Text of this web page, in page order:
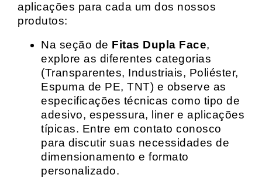
aplicações para cada um dos nossos
produtos:
Na seção de Fitas Dupla Face,
explore as diferentes categorias
(Transparentes, Industriais, Poliéster,
Espuma de PE, TNT) e observe as
especificações técnicas como tipo de
adesivo, espessura, liner e aplicações
típicas. Entre em contato conosco
para discutir suas necessidades de
dimensionamento e formato
personalizado.